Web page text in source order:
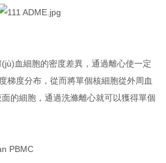
(jù)血細胞的密度差異，通過離心使一定
度分布，從而將單個核細胞從外周血
的細胞，通過洗滌離心就可以獲得單個
PBMC